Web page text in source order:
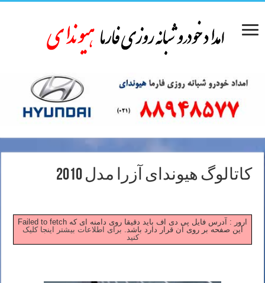
کاتالوگ هیوندای آزرا مدل 2010
Failed to fetch ارور : آدرس فایل پی دی اف باید دقیقا روی دامنه ای که
این صفحه بر روی آن قرار دارد باشد. برای اطلاعات بیشتر اینجا کلیک
کنید